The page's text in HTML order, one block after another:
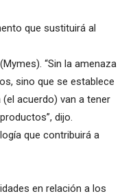
que sustituirá al
“Sin la amenaza
sino que se establece
acuerdo) van a tener
dijo.
que contribuirá a
en relación a los